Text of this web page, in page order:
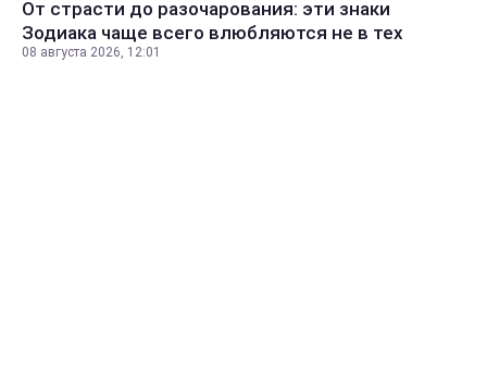
От страсти до разочарования: эти знаки
Зодиака чаще всего влюбляются не в тех
08 августа 2026, 12:01